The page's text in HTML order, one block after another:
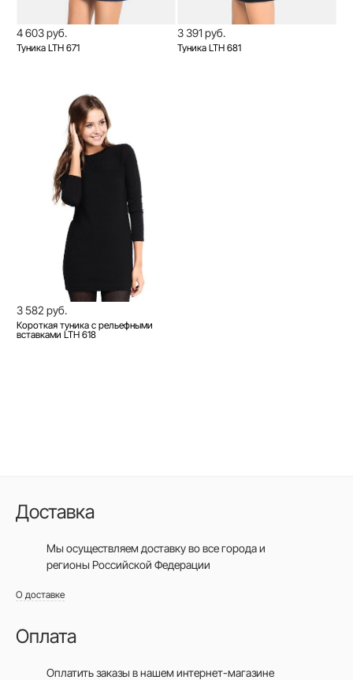
4 603 руб.
Туника LTH 671
3 391 руб.
Туника LTH 681
3 582 руб.
Короткая туника с рельефными
вставками LTH 618
Доставка
Мы осуществляем доставку во все городаи
регионы Российской Федерации
О доставке
Оплата
Оплатить заказы в нашем интернет-магазине